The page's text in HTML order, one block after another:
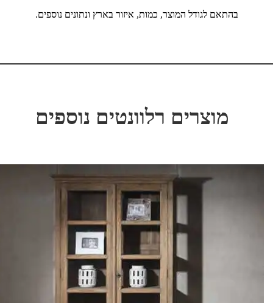
בהתאם לגודל המוצר, כמות, איזור בארץ ונתונים נוספים.
מוצרים רלוונטים נוספים